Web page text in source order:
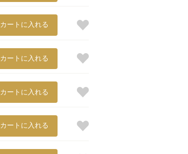
カートに入れる
カートに入れる
カートに入れる
カートに入れる